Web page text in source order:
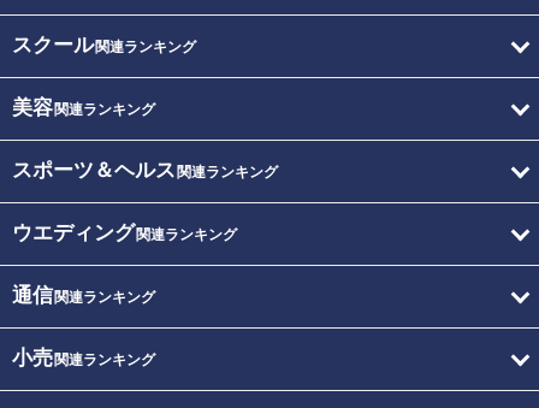
スクール関連ランキング
美容関連ランキング
スポーツ＆ヘルス 関連ランキング
ウエディング関連ランキング
通信関連ランキング
小売関連ランキング